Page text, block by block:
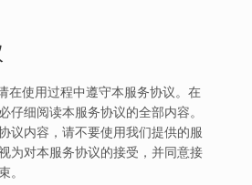
在使用过程中遵守本服务协议。在
仔细阅读本服务协议的全部内容。
议内容，请不要使用我们提供的服
为对本服务协议的接受，并同意接
。